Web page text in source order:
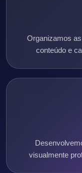
Organizamos
conteúdo e
visualmente